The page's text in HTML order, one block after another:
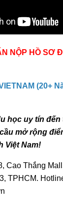
NỘP HỒ SƠ
(20+
học uy tín đến
mở rộng
Việt Nam!
Cao Thắng
TPHCM.